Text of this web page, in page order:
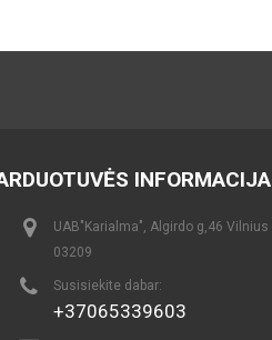
INFORMACIJA
UAB"Karialma", Algirdo g,46 Vilnius
03209
Susisiekite dabar:
+37065339603